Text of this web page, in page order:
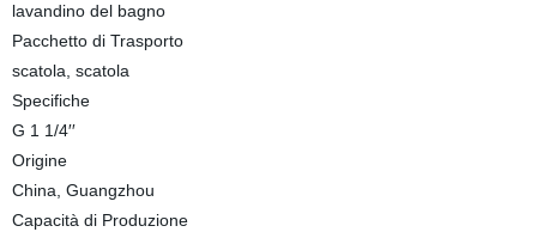
lavandino del bagno
Pacchetto di Trasporto
scatola, scatola
Specifiche
G 1 1/4′′
Origine
China, Guangzhou
Capacità di Produzione